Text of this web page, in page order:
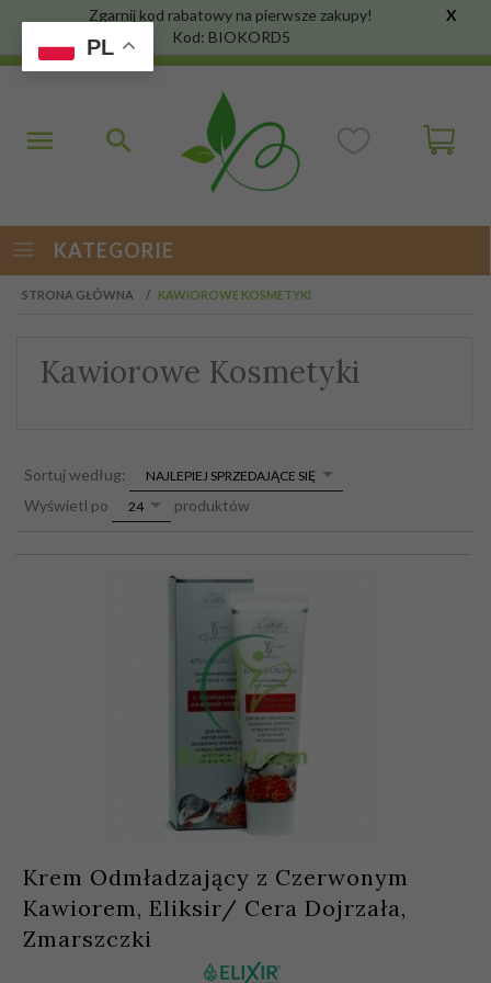
Zgarnij kod rabatowy na pierwsze zakupy!
Kod: BIOKORD5
X
KATEGORIE
STRONA GŁÓWNA KAWIOROWE KOSMETYKI
Kawiorowe Kosmetyki
Sortuj według: sortNAJLEPIEJ SPRZEDAJĄCE SIĘ
Wyświetl po pop24 produktów
Krem Odmładzający z Czerwonym
Kawiorem, Eliksir/ Cera Dojrzała,
Zmarszczki
PL